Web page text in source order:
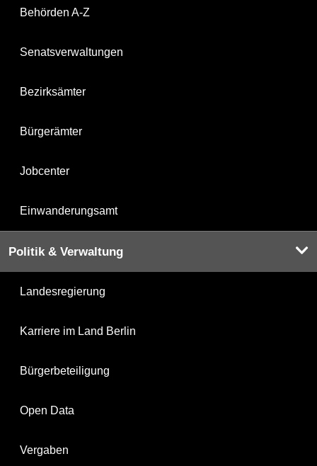
Behörden A-Z
Senatsverwaltungen
Bezirksämter
Bürgerämter
Jobcenter
Einwanderungsamt
Politik & Verwaltung
Landesregierung
Karriere im Land Berlin
Bürgerbeteiligung
Open Data
Vergaben